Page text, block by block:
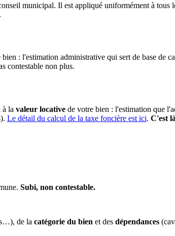
municipal. Il est appliqué uniformément à tous
bien : l'estimation administrative qui sert de base de
contestable non plus.
à la valeur locative de votre bien : l'estimation que
Le détail du calcul de la taxe foncière est ici. C'est
Subi, non contestable.
de la catégorie du bien et des dépendances